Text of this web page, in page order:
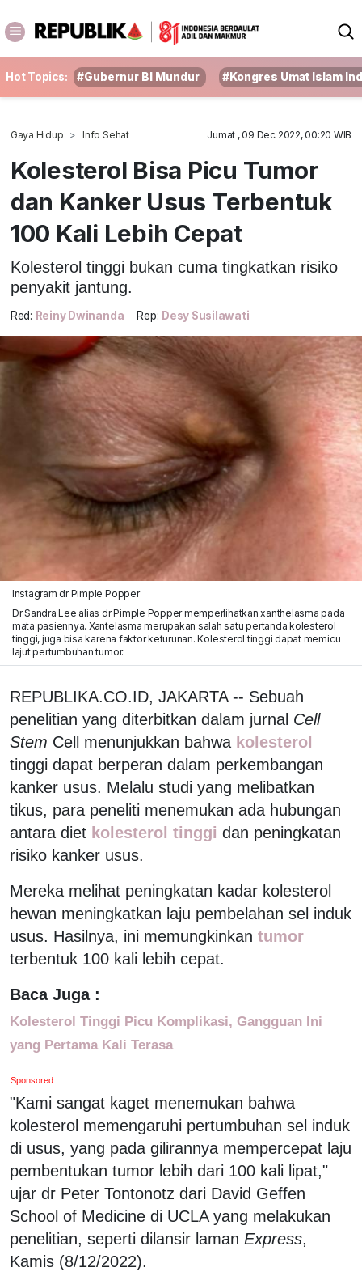
Hot Topics: #Gubernur BI Mundur #Kongres Umat Islam
Gaya Hidup Info Sehat Jumat , 09 Dec 2022, 00:20 WIB
Kolesterol Bisa Picu Tumor
dan Kanker Usus Terbentuk
100 Kali Lebih Cepat
Kolesterol tinggi bukan cuma tingkatkan risiko
penyakit jantung.
Red: Reiny Dwinanda Rep: Desy Susilawati
Instagram dr Pimple Popper
Dr Sandra Lee alias dr Pimple Popper memperlihatkan xanthelasma pada
mata pasiennya. Xantelasma merupakan salah satu pertanda kolesterol
tinggi, juga bisa karena faktor keturunan. Kolesterol tinggi dapat memicu
lajut pertumbuhan tumor.
REPUBLIKA.CO.ID, JAKARTA -- Sebuah
penelitian yang diterbitkan dalam jurnal Cell
Stem Cell menunjukkan bahwa kolesterol
tinggi dapat berperan dalam perkembangan
kanker usus. Melalu studi yang melibatkan
tikus, para peneliti menemukan ada hubungan
antara diet kolesterol tinggi dan peningkatan
risiko kanker usus.
Mereka melihat peningkatan kadar kolesterol
hewan meningkatkan laju pembelahan sel induk
usus. Hasilnya, ini memungkinkan tumor
terbentuk 100 kali lebih cepat.
Baca Juga :
Kolesterol Tinggi Picu Komplikasi, Gangguan Ini
yang Pertama Kali Terasa
Sponsored
"Kami sangat kaget menemukan bahwa
kolesterol memengaruhi pertumbuhan sel induk
di usus, yang pada gilirannya mempercepat laju
pembentukan tumor lebih dari 100 kali lipat,"
ujar dr Peter Tontonotz dari David Geffen
School of Medicine di UCLA yang melakukan
penelitian, seperti dilansir laman Express,
Kamis (8/12/2022).